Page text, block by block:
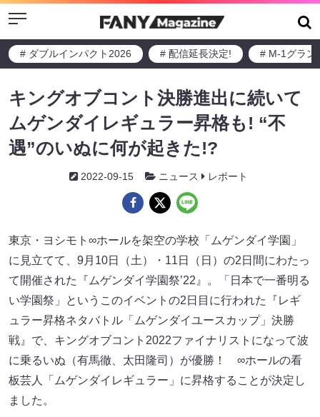
Menu
# ダブルインパクト2026 # 配信延長決定! # M-1グラン
キングオブコント決勝進出に続いて
ムゲンダイレギュラー昇格も! “不
遇”のいぬに何が起きた!?
2022-09-15 ニュース レポート
東京・ヨシモト∞ホールを架空の学校「ムゲンダイ学園」
に見立てて、9月10日（土）・11日（日）の2日間にわたっ
て開催された『ムゲンダイ学園祭’22』。「日本で一番明る
い学園祭」というこのイベントの2日目に行われた『レギ
ュラー昇格ネタバトル「ムゲンダイユースカップ」決勝
戦』​​で、キングオブコント2022ファイナリストになって波
に乗るいぬ（有馬徹、太田隆司）​​が優勝！ ∞ホールの看
板芸人「ムゲンダイレギュラー」​​に昇格することが決定し
ました。